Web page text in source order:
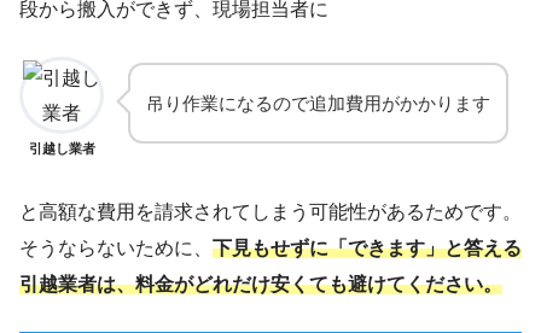
段から搬入ができず、現場担当者に
引越し業者
吊り作業になるので追加費用がかかります
と高額な費用を請求されてしまう可能性があるためです。
そうならないために、 下見もせずに「できます」と答える
引越業者は、料金がどれだけ安くても避けてください。